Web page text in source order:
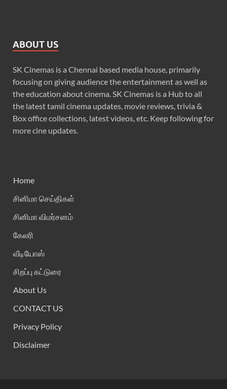
ABOUT US
SK Cinemas is a Chennai based media house, primarily
focusing on giving audience the entertainment as well as
the education about cinema. SK Cinemas is a Hub to all
the latest tamil cinema updates, movie reviews, trivia &
Box office collections, latest videos, etc. Keep following for
more cine updates.
Home
சினிமா செய்திகள்
சினிமா விமர்சனம்
கேலரி
வீடியோஸ்
சிறப்பு கட்டுரை
About Us
CONTACT US
Privacy Policy
Disclaimer